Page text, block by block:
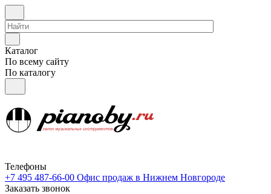
Каталог
По всему сайту
По каталогу
Телефоны
+7 495 487-66-00 Офис продаж в Нижнем Новгороде
Заказать звонок